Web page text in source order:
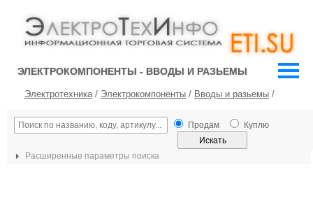
ЭЛЕКТРОКОМПОНЕНТЫ - ВВОДЫ И РАЗЬЕМЫ
Электротехника/ Электрокомпоненты / Вводы и разьемы /
Продам Куплю
Расширенные параметры поиска